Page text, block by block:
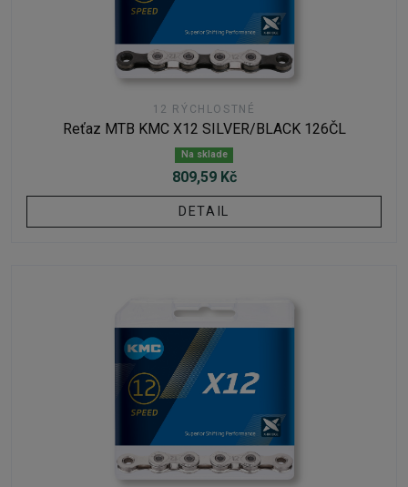
12 RÝCHLOSTNÉ
Reťaz MTB KMC X12 SILVER/BLACK 126ČL
Na sklade
809,59 Kč
DETAIL